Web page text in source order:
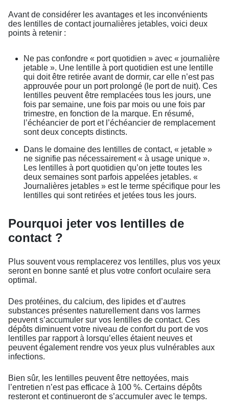
Avant de considérer les avantages et les inconvénients
des lentilles de contact journalières jetables, voici deux
points à retenir :
Ne pas confondre « port quotidien » avec « journalière
jetable ». Une lentille à port quotidien est une lentille
qui doit être retirée avant de dormir, car elle n’est pas
approuvée pour un port prolongé (le port de nuit). Ces
lentilles peuvent être remplacées tous les jours, une
fois par semaine, une fois par mois ou une fois par
trimestre, en fonction de la marque. En résumé,
l’échéancier de port et l’échéancier de remplacement
sont deux concepts distincts.
Dans le domaine des lentilles de contact, « jetable »
ne signifie pas nécessairement « à usage unique ».
Les lentilles à port quotidien qu’on jette toutes les
deux semaines sont parfois appelées jetables. «
Journalières jetables » est le terme spécifique pour les
lentilles qui sont retirées et jetées tous les jours.
Pourquoi jeter vos lentilles de
contact ?
Plus souvent vous remplacerez vos lentilles, plus vos yeux
seront en bonne santé et plus votre confort oculaire sera
optimal.
Des protéines, du calcium, des lipides et d’autres
substances présentes naturellement dans vos larmes
peuvent s’accumuler sur vos lentilles de contact. Ces
dépôts diminuent votre niveau de confort du port de vos
lentilles par rapport à lorsqu’elles étaient neuves et
peuvent également rendre vos yeux plus vulnérables aux
infections.
Bien sûr, les lentilles peuvent être nettoyées, mais
l’entretien n’est pas efficace à 100 %. Certains dépôts
resteront et continueront de s’accumuler avec le temps.